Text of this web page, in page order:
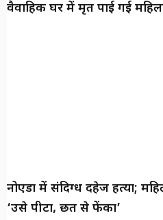
वैवाहिक घर में मृत पाई गई
नोएडा में संदिग्ध दहेज हत्या;
‘उसे पीटा, छत से फेंका’